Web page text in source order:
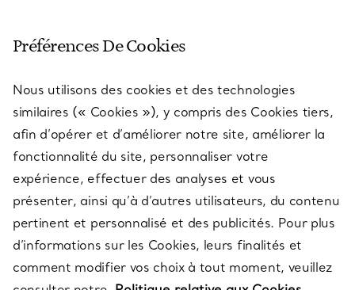
SERVICES
À PROPOS
QUESTIONS LÉGALES
Préférences De Cookies
Nous utilisons des cookies et des technologies
similaires (« Cookies »), y compris des Cookies tiers,
afin d’opérer et d’améliorer notre site, améliorer la
fonctionnalité du site, personnaliser votre
expérience, effectuer des analyses et vous
présenter, ainsi qu’à d’autres utilisateurs, du contenu
pertinent et personnalisé et des publicités. Pour plus
d’informations sur les Cookies, leurs finalités et
comment modifier vos choix à tout moment, veuillez